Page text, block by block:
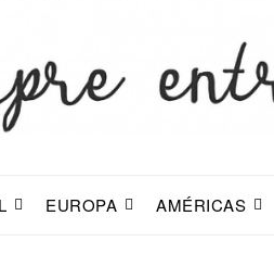
EUROPA AMÉRICAS